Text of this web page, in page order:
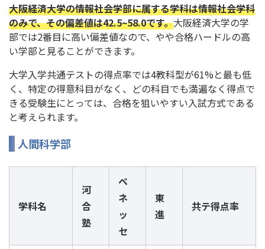
大阪経済大学の情報社会学部に属する学科は情報社会学科
のみで、その偏差値は42.5~58.0です。大阪経済大学の学
部では2番目に高い偏差値なので、やや合格ハードルの高
い学部と見ることができます。
大学入学共通テストの得点率では4教科型が61%と最も低
く、特定の得意科目がなく、どの科目でも満遍なく得点で
きる受験生にとっては、合格を狙いやすい入試方式である
と考えられます。
人間科学部
学科名
河
合
塾
ベ
ネ
ッ
セ
東
進
共テ得点率